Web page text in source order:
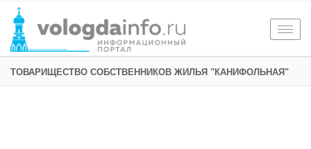
ТОВАРИЩЕСТВО СОБСТВЕННИКОВ ЖИЛЬЯ "КАНИФОЛЬНАЯ"